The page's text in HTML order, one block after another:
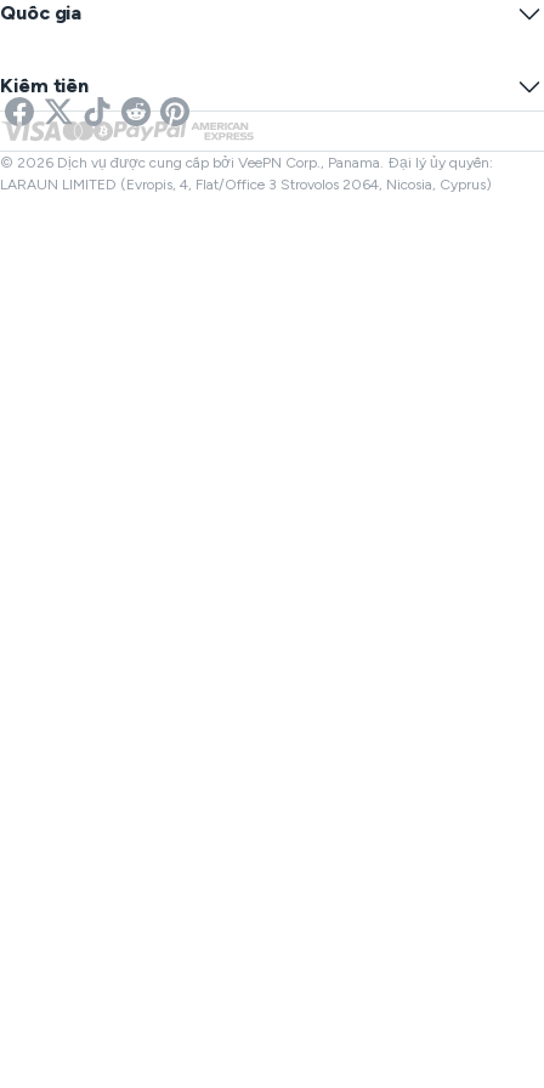
Tùy chọn Cookie
VPN cho Streaming
VPN Netflix
Ẩn IP của bạn
SMS trực tuyến
Kiểm tra Liên kết
Kiểm tra Tệp
Quốc gia
VPN Anh
VPN Canada
VPN Thổ Nhĩ Kỳ
Kiếm tiền
Đối tác
© 2026 Dịch vụ được cung cấp bởi VeePN Corp., Panama. Đại lý ủy quyền:
LARAUN LIMITED (Evropis, 4, Flat/Office 3 Strovolos 2064, Nicosia, Cyprus)